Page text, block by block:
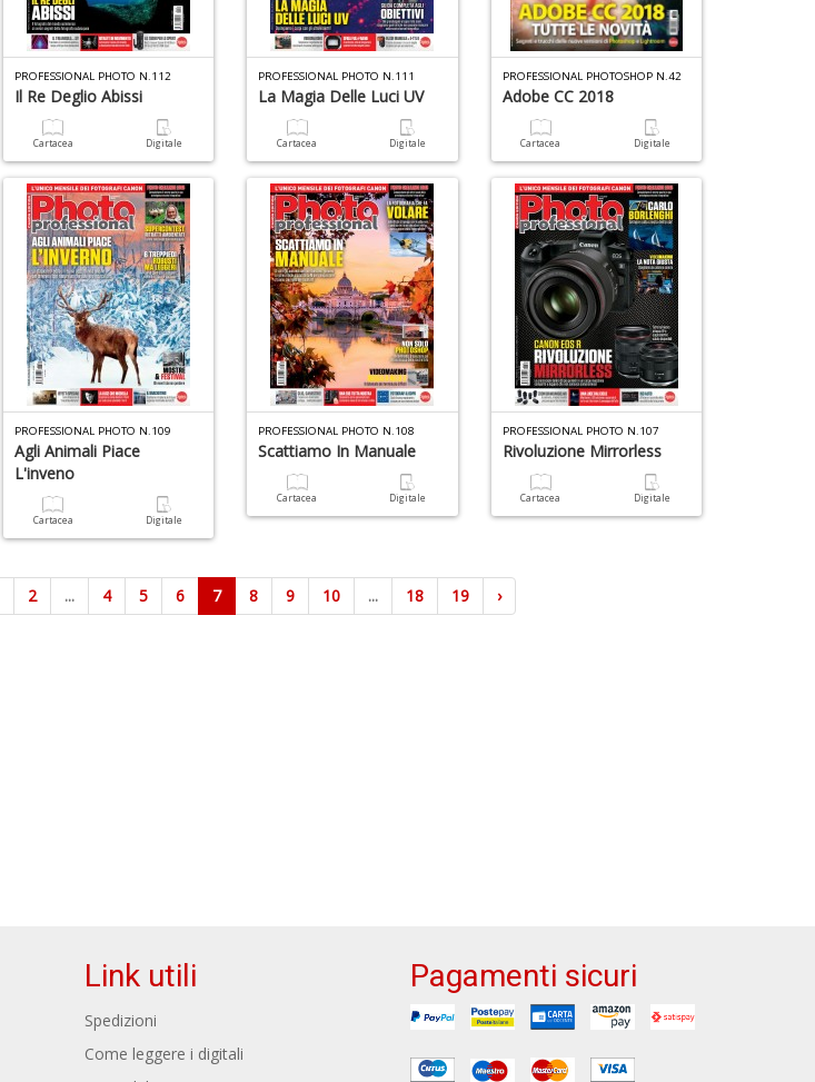
PROFESSIONAL PHOTO N.112
Il Re Deglio Abissi
Cartacea Digitale
PROFESSIONAL PHOTO N.111
La Magia Delle Luci UV
Cartacea Digitale
PROFESSIONAL PHOTOSHOP N.42
Adobe CC 2018
Cartacea Digitale
PROFESSIONAL PHOTO N.109
Agli Animali Piace
L'inveno
Cartacea Digitale
PROFESSIONAL PHOTO N.108
Scattiamo In Manuale
Cartacea Digitale
PROFESSIONAL PHOTO N.107
Rivoluzione Mirrorless
Cartacea Digitale
2 ... 4 5 6 7 8 9 10 ... 18 19 ›
Link utili
Spedizioni
Come leggere i digitali
Pagamenti sicuri